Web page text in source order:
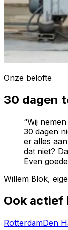
Onze belofte
30 dagen
“Wij
30 dagen
er alles
dat niet?
Even
Willem Blok,
Ook actief
RotterdamDen